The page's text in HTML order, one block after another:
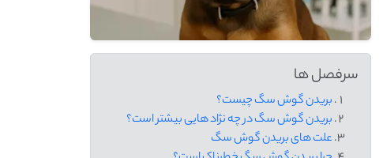
سرفصل ها
بریدن گوش سگ چیست؟
بریدن گوش سگ در چه نژاد هایی بیشتر است؟
علت های بریدن گوش سگ